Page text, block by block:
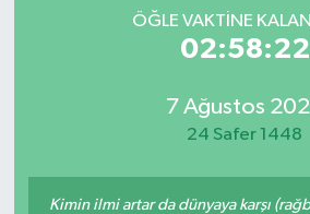
ÖĞLE VAKTINE
02:58:22
7 Ağustos
24 Safer 1448
Kimin ilmi artar da dünyaya karşı
Son Dakika Haberleri